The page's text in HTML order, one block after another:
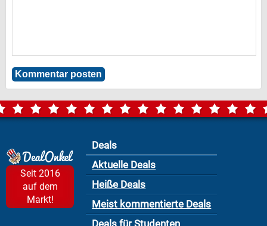
Seit 2016
auf dem
Markt!
Deals
Aktuelle Deals
Heiße Deals
Meist kommentierte Deals
Deals für Studenten